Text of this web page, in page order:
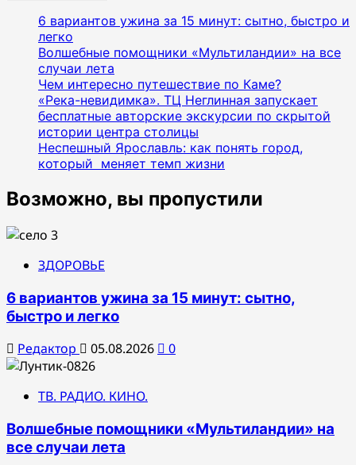
6 вариантов ужина за 15 минут: сытно, быстро и
легко
Волшебные помощники «Мультиландии» на все
случаи лета
Чем интересно путешествие по Каме?
«Река-невидимка». ТЦ Неглинная запускает
бесплатные авторские экскурсии по скрытой
истории центра столицы
Неспешный Ярославль: как понять город,
который меняет темп жизни
Возможно, вы пропустили
ЗДОРОВЬЕ
6 вариантов ужина за 15 минут: сытно,
быстро и легко
Редактор 05.08.2026 0
ТВ. РАДИО. КИНО.
Волшебные помощники «Мультиландии» на
все случаи лета